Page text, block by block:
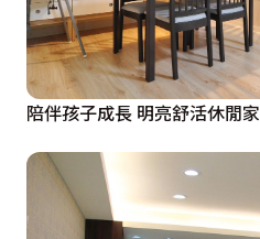
陪伴孩子成長 明亮舒活休閒家